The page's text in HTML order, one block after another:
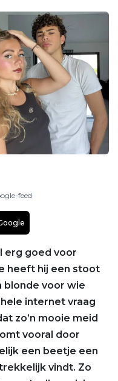
feed
erg goed voor
heeft hij een stoot
blonde voor wie
internet vraag
zo’n mooie meid
vooral door
een beetje een
vindt. Zo